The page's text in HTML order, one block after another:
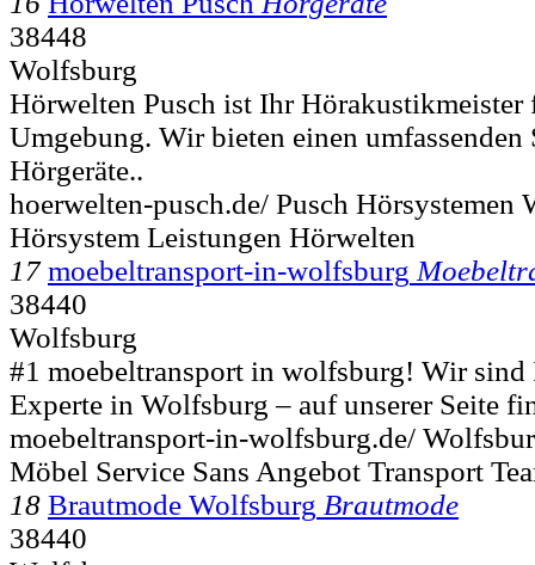
38448
Wolfsburg
Hörwelten Pusch ist Ihr
Umgebung. Wir bieten einen umfassenden
Hörgeräte..
hoerwelten-pusch.de/ Pusch Hörsystemen
Hörsystem Leistungen Hörwelten
17 moebeltransport-in-wolfsburg
38440
Wolfsburg
#1 moebeltransport in wolfsburg! Wir
Experte in Wolfsburg – auf unserer Seite
moebeltransport-in-wolfsburg.de/
Möbel Service Sans Angebot Transport
18 Brautmode Wolfsburg Brautmode
38440